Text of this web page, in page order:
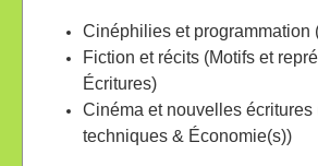
Cinéphilies et programmation
Fiction et récits (Motifs et
Écritures)
Cinéma et nouvelles écritures
techniques & Économie(s))